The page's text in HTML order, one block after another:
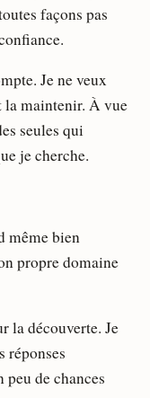
façons pas
Je ne veux
la maintenir. À vue
seules qui
je cherche.
même bien
propre domaine
la découverte. Je
réponses
de chances